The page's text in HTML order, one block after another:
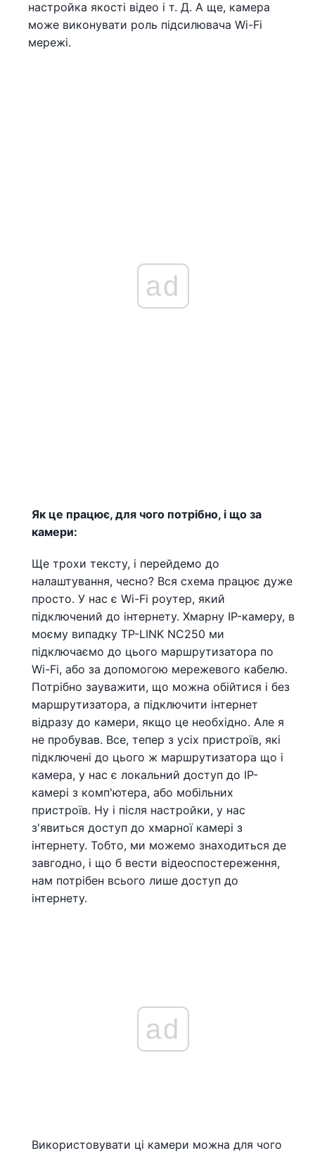
настройка якості відео і т. Д. А ще, камера
може виконувати роль підсилювача Wi-Fi
мережі.
ad
Як це працює, для чого потрібно, і що за
камери:
Ще трохи тексту, і перейдемо до
налаштування, чесно? Вся схема працює дуже
просто. У нас є Wi-Fi роутер, який
підключений до інтернету. Хмарну IP-камеру, в
моєму випадку TP-LINK NC250 ми
підключаємо до цього маршрутизатора по
Wi-Fi, або за допомогою мережевого кабелю.
Потрібно зауважити, що можна обійтися і без
маршрутизатора, а підключити інтернет
відразу до камери, якщо це необхідно. Але я
не пробував. Все, тепер з усіх пристроїв, які
підключені до цього ж маршрутизатора що і
камера, у нас є локальний доступ до IP-
камері з комп'ютера, або мобільних
пристроїв. Ну і після настройки, у нас
з'явиться доступ до хмарної камері з
інтернету. Тобто, ми можемо знаходиться де
завгодно, і що б вести відеоспостереження,
нам потрібен всього лише доступ до
інтернету.
ad
Використовувати ці камери можна для чого